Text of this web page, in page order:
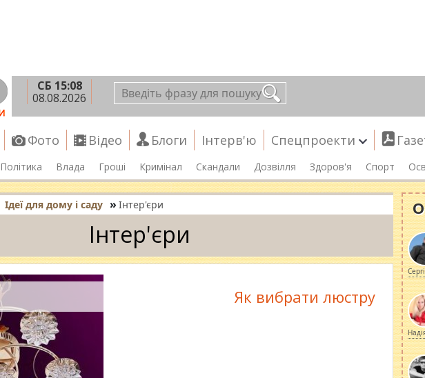
СБ 15:08
08.08.2026
Фото Відео Блоги Інтерв'ю Спецпроекти
Політика Влада Гроші Кримінал Скандали Дозвілля Здоров'я Спорт
Ідеї для дому і саду » Інтер'єри
Інтер'єри
Як вибрати люстру